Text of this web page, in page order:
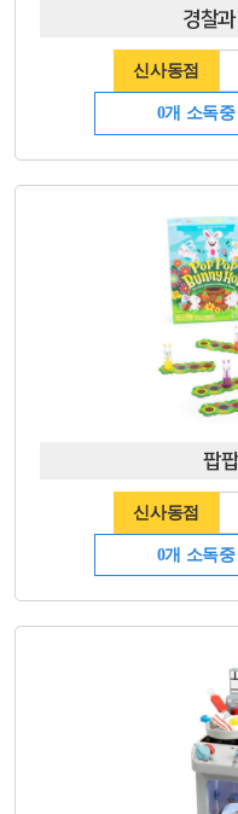
경찰
신사동점
0개 소독중
팝
신사동점
0개 소독중